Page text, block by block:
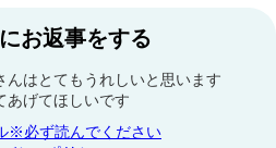
お返事をする
んはとてもうれしいと思います
あげてほしいです
※必ず読んでください